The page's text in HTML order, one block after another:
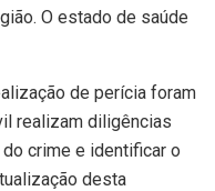
O estado de saúde
de perícia foram
realizam diligências
crime e identificar o
desta